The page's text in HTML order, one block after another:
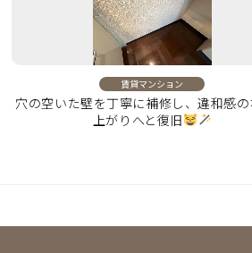
賃貸マンション
穴の空いた壁を丁寧に補修し、違和感
上がりへと復旧